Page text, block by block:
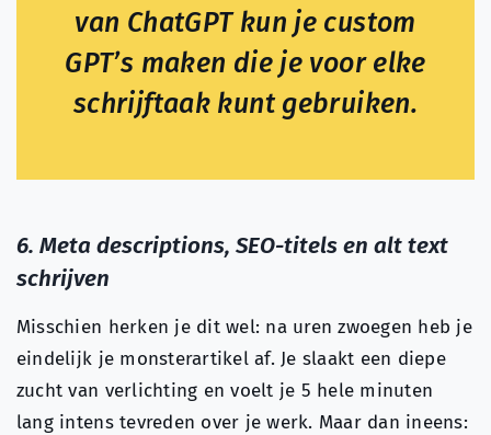
van ChatGPT kun je custom
GPT’s maken die je voor elke
schrijftaak kunt gebruiken.
6. Meta descriptions, SEO-titels en alt text
schrijven
Misschien herken je dit wel: na uren zwoegen heb je
eindelijk je monsterartikel af. Je slaakt een diepe
zucht van verlichting en voelt je 5 hele minuten
lang intens tevreden over je werk. Maar dan ineens: